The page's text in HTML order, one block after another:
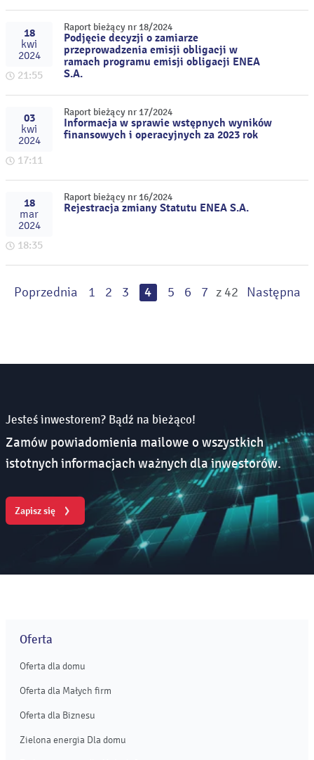
18
kwi
2024
21:55
Raport bieżący nr 18/2024
Podjęcie decyzji o zamiarze
przeprowadzenia emisji obligacji w
ramach programu emisji obligacji ENEA
S.A.
03
kwi
2024
17:11
Raport bieżący nr 17/2024
Informacja w sprawie wstępnych wyników
finansowych i operacyjnych za 2023 rok
18
mar
2024
18:35
Raport bieżący nr 16/2024
Rejestracja zmiany Statutu ENEA S.A.
Poprzednia 1 2 3 4 5 6 7 z 42 Następna
Jesteś inwestorem? Bądź na bieżąco!
Zamów powiadomienia mailowe o wszystkich
istotnych informacjach ważnych dla inwestorów.
Zapisz się
Oferta
Oferta dla domu
Oferta dla Małych firm
Oferta dla Biznesu
Zielona energia Dla domu